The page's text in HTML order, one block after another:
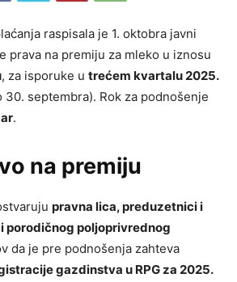
raspisala je 1. oktobra javni
prava na premiju za mleko u iznosu
, za isporuke u trećem kvartalu 2025.
30. septembra). Rok za podnošenje
.
na premiju
pravna lica, preduzetnici i
porodičnog poljoprivrednog
da je pre podnošenja zahteva
gazdinstva u RPG za 2025.